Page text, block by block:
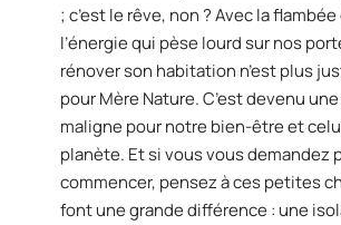
; c’est le rêve, non ? Avec la
l’énergie qui pèse lourd sur nos
rénover son habitation n’est plus
pour Mère Nature. C’est devenu
maligne pour notre bien-être et
planète. Et si vous vous demandez
commencer, pensez à ces petites
font une grande différence : une